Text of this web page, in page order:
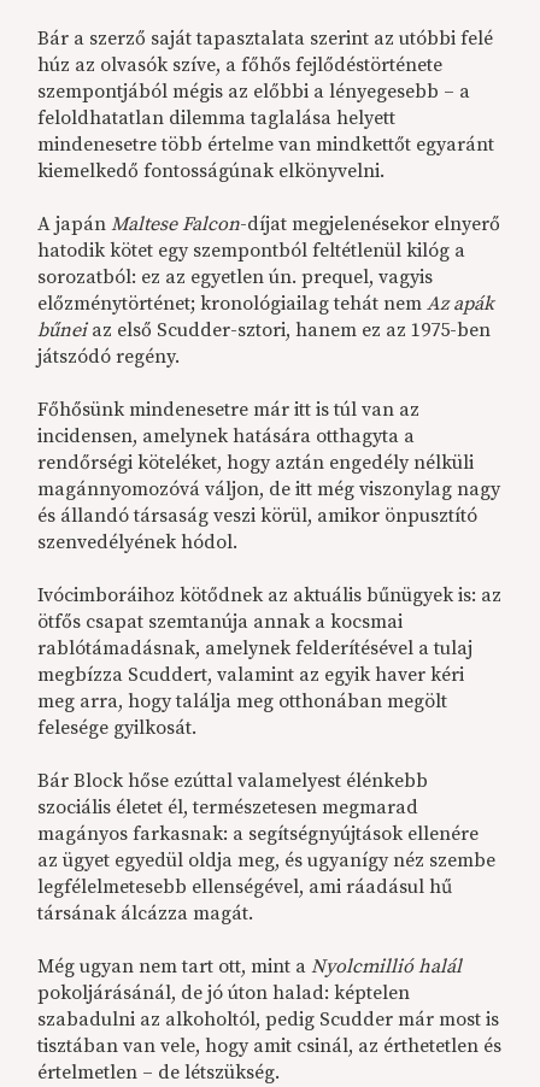
Bár a szerző saját tapasztalata szerint az utóbbi felé
húz az olvasók szíve, a főhős fejlődéstörténete
szempontjából mégis az előbbi a lényegesebb – a
feloldhatatlan dilemma taglalása helyett
mindenesetre több értelme van mindkettőt egyaránt
kiemelkedő fontosságúnak elkönyvelni.
A japánMaltese Falcon-díjat megjelenésekor elnyerő
hatodik kötet egy szempontból feltétlenül kilóg a
sorozatból: ez az egyetlen ún. prequel, vagyis
előzménytörténet; kronológiailag tehát nemAz apák
bűneiaz első Scudder-sztori, hanem ez az 1975-ben
játszódó regény.
Főhősünk mindenesetre már itt is túl van az
incidensen, amelynek hatására otthagyta a
rendőrségi köteléket, hogy aztán engedély nélküli
magánnyomozóvá váljon, de itt még viszonylag nagy
és állandó társaság veszi körül, amikor önpusztító
szenvedélyének hódol.
Ivócimboráihoz kötődnek az aktuális bűnügyek is: az
ötfős csapat szemtanúja annak a kocsmai
rablótámadásnak, amelynek felderítésével a tulaj
megbízza Scuddert, valamint az egyik haver kéri
meg arra, hogy találja meg otthonában megölt
felesége gyilkosát.
Bár Block hőse ezúttal valamelyest élénkebb
szociális életet él, természetesen megmarad
magányos farkasnak: a segítségnyújtások ellenére
az ügyet egyedül oldja meg, és ugyanígy néz szembe
legfélelmetesebb ellenségével, ami ráadásul hű
társának álcázza magát.
Még ugyan nem tart ott, mint aNyolcmillió halál
pokoljárásánál, de jó úton halad: képtelen
szabadulni az alkoholtól, pedig Scudder már most is
tisztában van vele, hogy amit csinál, az érthetetlen és
értelmetlen – de létszükség.